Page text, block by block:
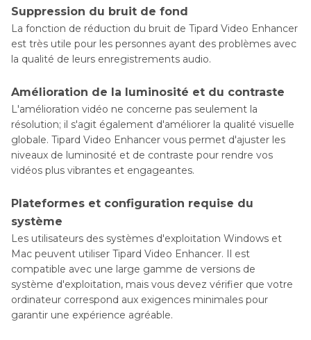
Suppression du bruit de fond
La fonction de réduction du bruit de Tipard Video Enhancer
est très utile pour les personnes ayant des problèmes avec
la qualité de leurs enregistrements audio.
Amélioration de la luminosité et du contraste
L'amélioration vidéo ne concerne pas seulement la
résolution; il s'agit également d'améliorer la qualité visuelle
globale. Tipard Video Enhancer vous permet d'ajuster les
niveaux de luminosité et de contraste pour rendre vos
vidéos plus vibrantes et engageantes.
Plateformes et configuration requise du
système
Les utilisateurs des systèmes d'exploitation Windows et
Mac peuvent utiliser Tipard Video Enhancer. Il est
compatible avec une large gamme de versions de
système d'exploitation, mais vous devez vérifier que votre
ordinateur correspond aux exigences minimales pour
garantir une expérience agréable.